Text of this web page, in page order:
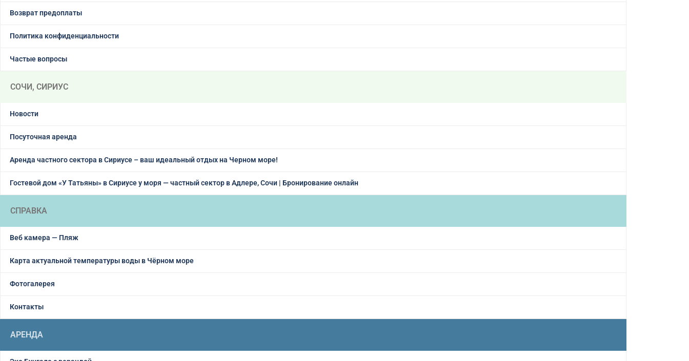
Возврат предоплаты
Политика конфиденциальности
Частые вопросы
СОЧИ, СИРИУС
Новости
Посуточная аренда
Аренда частного сектора в Сириусе – ваш идеальный отдых на Черном море!
Гостевой дом «У Татьяны» в Сириусе у моря — частный сектор в Адлере, Сочи | Бронирование онлайн
СПРАВКА
Веб камера — Пляж
Карта актуальной температуры воды в Чёрном море
Фотогалерея
Контакты
АРЕНДА